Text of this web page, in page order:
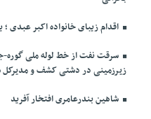
اقدام زیبای خانواده اکبر عبدی
سرقت نفت از خط لوله ملی
زیرزمینی در دشتی کشف و مدیرکل
شاهین بندرعامری افتخار آفرید